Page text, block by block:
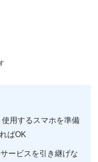
用するスマホを準備
ばOK
ービスを引き継げな